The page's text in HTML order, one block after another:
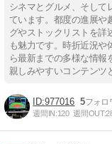
シネマとグルメ、そして
ています。都度の進展や
グやストックリストを詳
も魅力です。時折近況や
ら最新までの多様な情報
親しみやすいコンテンツ
977016 5
週間IN:120 週間OUT: